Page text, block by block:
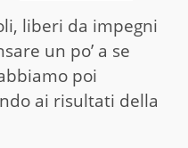
liberi da impegni
un po’ a se
poi
ai risultati della